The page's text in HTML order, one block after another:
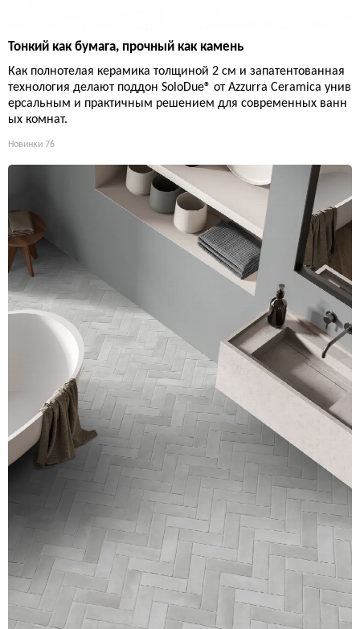
Тонкий как бумага, прочный как камень
Как полнотелая керамика толщиной 2 см и запатентованная
технология делают поддон SoloDue® от Azzurra Ceramica унив
ерсальным и практичным решением для современных ванн
ых комнат.
Новинки 76